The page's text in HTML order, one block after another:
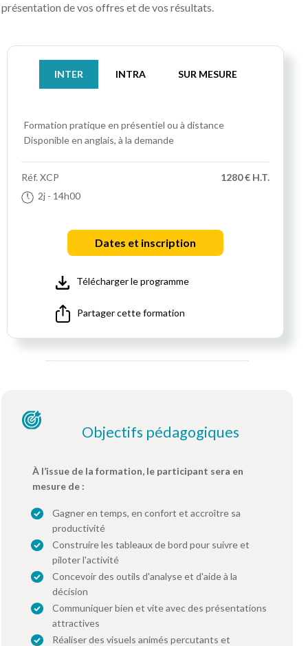
présentation de vos offres et de vos résultats.
INTER INTRA SUR MESURE
Formation pratique en présentiel ou à distance
Disponible en anglais, à la demande
Réf.XCP
2j - 14h00
1280 € H.T.
Dates et inscription
Télécharger le programme
Partager cette formation
Objectifs pédagogiques
À l’issue de la formation, le participant sera en
mesure de :
Gagner en temps, en confort et accroître sa
productivité
Construire les tableaux de bord pour suivre et
piloter l'activité
Concevoir des outils d'analyse et d'aide à la
décision
Communiquer bien et vite avec des présentations
attractives
Réaliser des visuels animés percutants et